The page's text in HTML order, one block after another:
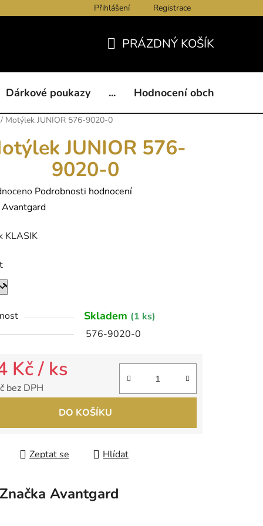
Kontakty Obchodní podmínky
Přihlášení Registrace
KOŠÍK
PRÁZDNÝ KOŠÍK
Dárkové poukazy ... Hodnocení obchodu
/ Motýlek JUNIOR 576-9020-0
JUNIOR 576-
9020-0
Podrobnosti hodnocení
Avantgard
KLASIK
Skladem (1 ks)
576-9020-0
Kč/ ks
bez DPH
DO KOŠÍKU
Zeptat se Hlídat
Značka Avantgard